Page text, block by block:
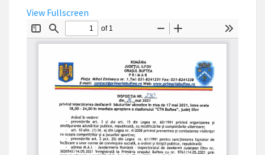
View Fullscreen